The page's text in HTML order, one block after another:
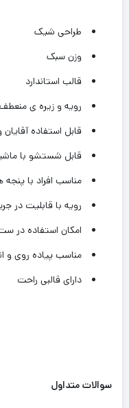
طراحی شیک
وزن سبک
قالب استاندارد
رویه و زیره ی منعطف
قابل استفاده آقایان
قابل شستشو با
مناسب افراد با
رویه با قابلیت در
امکان استفاده در
مناسب پیاده روی و
دارای قالبی راحت
سوالات متداول